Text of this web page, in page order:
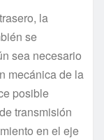
la
se
sea necesario
mecánica de la
posible
transmisión
en el eje